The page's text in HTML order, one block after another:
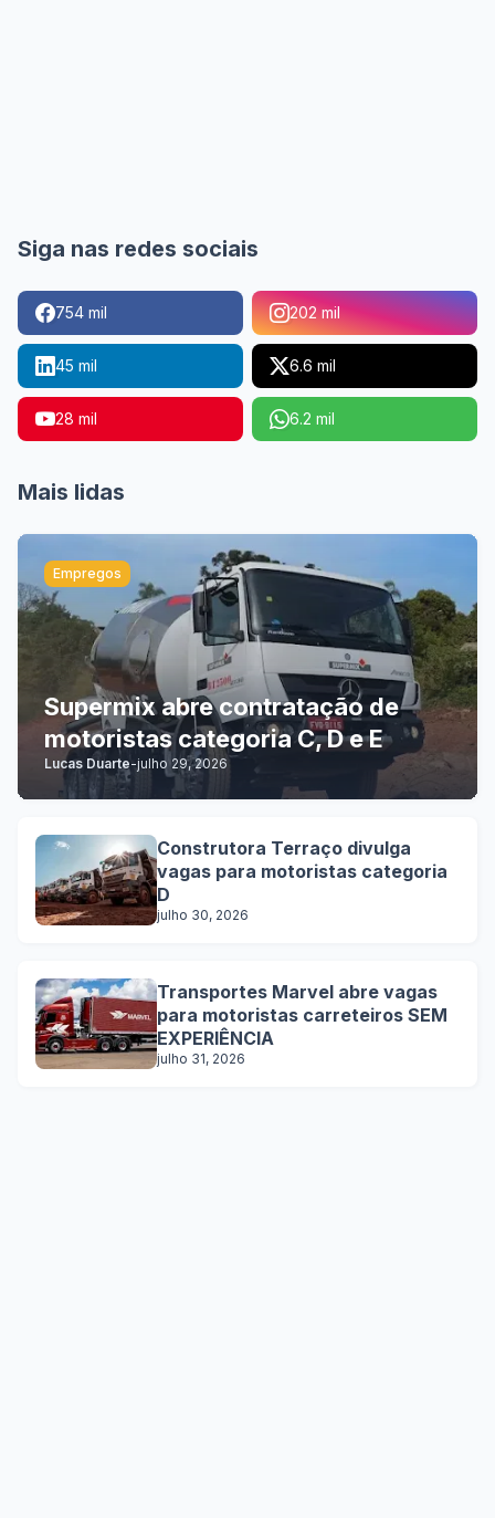
Siga nas redes sociais
754 mil 202 mil
45 mil 6.6 mil
28 mil 6.2 mil
Mais lidas
Empregos
Supermix abre contratação de
motoristas categoria C, D e E
Lucas Duarte-julho 29, 2026
Construtora Terraço divulga
vagas para motoristas categoria
D
julho 30, 2026
Transportes Marvel abre vagas
para motoristas carreteiros SEM
EXPERIÊNCIA
julho 31, 2026